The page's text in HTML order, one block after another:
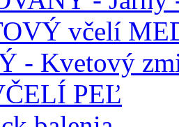
včelí
- Kvetový
PEĽ